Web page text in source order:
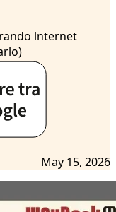
lnternet
May 15, 2026